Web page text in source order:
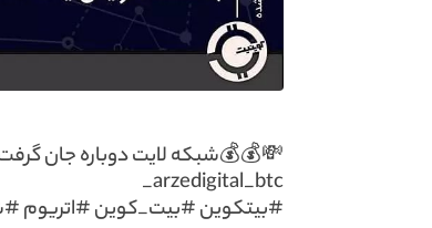
💸💰💰شبکه لایت دوباره جان
arzedigital_btc_
#بیتکوین #بیت_کوین #اتریوم